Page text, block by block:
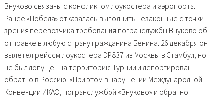
Внуково связаны с конфликтом лоукостера и аэропорта.
Ранее «Победа» отказалась выполнить незаконные с точки
зрения перевозчика требования погранслужбы Внуково об
отправке в любую страну гражданина Бенина. 26 декабря он
вылетел рейсом лоукостера DP837 из Москвы в Стамбул, но
не был допущен на территорию Турции и депортирован
обратно в Россию. «При этом в нарушении Международной
Конвенции ИКАО, погранслужбой «Внуково» и обратно